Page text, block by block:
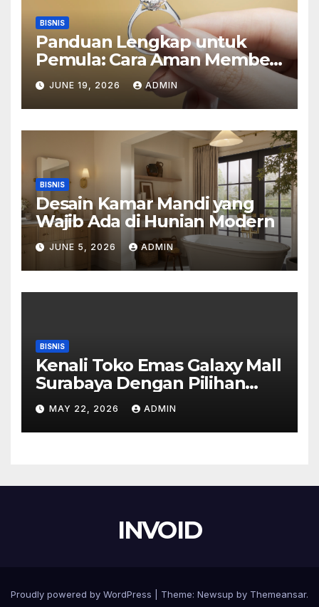
BISNIS
Panduan Lengkap untuk
Pemula: Cara Aman Membeli
Perhiasan Berlian di Toko
Emas Bogor
JUNE 19, 2026 ADMIN
BISNIS
Desain Kamar Mandi yang
Wajib Ada di Hunian Modern
JUNE 5, 2026 ADMIN
BISNIS
Kenali Toko Emas Galaxy Mall
Surabaya Dengan Pilihan
Perhiasan Timeless
MAY 22, 2026 ADMIN
INVOID
Proudly powered by WordPress Theme: Newsup by Themeansar.